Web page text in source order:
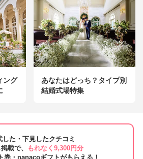
ング
あなたはどっち？タイプ別
結婚式場特集
した・下見したクチコミ
載で、
もれなく9,300円分
券・nanacoギフトがもらえる！